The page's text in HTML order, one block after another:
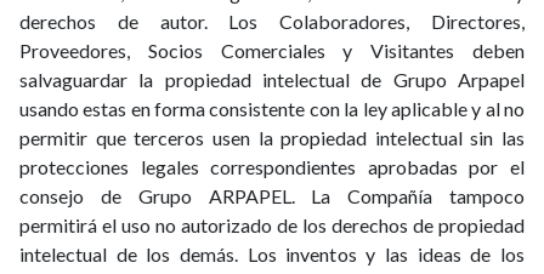
derechos de autor. Los Colaboradores, Directores,
Proveedores, Socios Comerciales y Visitantes deben
salvaguardar la propiedad intelectual de Grupo Arpapel
usando estas en forma consistente con la ley aplicable y al no
permitir que terceros usen la propiedad intelectual sin las
protecciones legales correspondientes aprobadas por el
consejo de Grupo ARPAPEL. La Compañía tampoco
permitirá el uso no autorizado de los derechos de propiedad
intelectual de los demás. Los inventos y las ideas de los